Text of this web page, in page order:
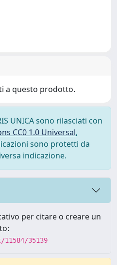
a questo prodotto.
UNICA sono rilasciati con
CC0 1.0 Universal,
sono protetti da
indicazione.
per citare o creare un
35139